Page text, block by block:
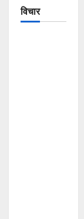
विचार